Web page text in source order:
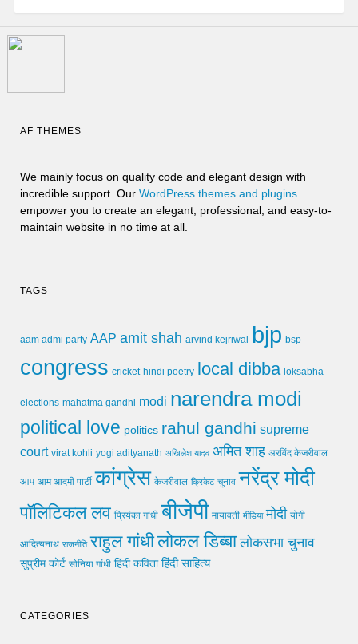
AF THEMES
We mainly focus on quality code and elegant design with
incredible support. Our WordPress themes and plugins
empower you to create an elegant, professional, and easy-to-
maintain website in no time at all.
TAGS
aam admi party AAP amit shah arvind kejriwal bjp bsp
congress cricket hindi poetry local dibba loksabha
elections mahatma gandhi modi narendra modi
political love politics rahul gandhi supreme
court virat kohli yogi adityanath अखिलेश यादव अमित शाह अरविंद केजरीवाल
आप आम आदमी पार्टी कांग्रेस केजरीवाल क्रिकेट चुनाव नरेंद्र मोदी
पॉलिटिकल लव प्रियंका गांधी बीजेपी मायावती मीडिया मोदी योगी
आदित्यनाथ राजनीति राहुल गांधीलोकल डिब्बा लोकसभा चुनाव
सुप्रीम कोर्ट सोनिया गांधी हिंदी कविता हिंदी साहित्य
CATEGORIES